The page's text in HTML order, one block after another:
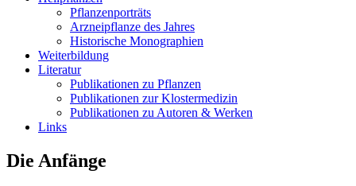
Pflanzenporträts
Arzneipflanze des Jahres
Historische Monographien
Weiterbildung
Literatur
Publikationen zu Pflanzen
Publikationen zur Klostermedizin
Publikationen zu Autoren & Werken
Links
Die Anfänge